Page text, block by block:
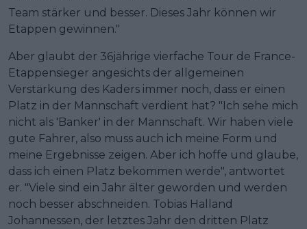
Team stärker und besser. Dieses Jahr können wir
Etappen gewinnen."
Aber glaubt der 36jährige vierfache Tour de France-
Etappensieger angesichts der allgemeinen
Verstärkung des Kaders immer noch, dass er einen
Platz in der Mannschaft verdient hat? "Ich sehe mich
nicht als 'Banker' in der Mannschaft. Wir haben viele
gute Fahrer, also muss auch ich meine Form und
meine Ergebnisse zeigen. Aber ich hoffe und glaube,
dass ich einen Platz bekommen werde", antwortet
er. "Viele sind ein Jahr älter geworden und werden
noch besser abschneiden. Tobias Halland
Johannessen, der letztes Jahr den dritten Platz